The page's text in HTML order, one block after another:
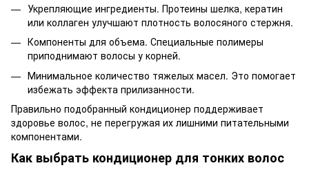
Укрепляющие ингредиенты. Протеины шелка, кератин
или коллаген улучшают плотность волосяного стержня.
Компоненты для объема. Специальные полимеры
приподнимают волосы у корней.
Минимальное количество тяжелых масел. Это помогает
избежать эффекта прилизанности.
Правильно подобранный кондиционер поддерживает
здоровье волос, не перегружая их лишними питательными
компонентами.
Как выбрать кондиционер для тонких волос